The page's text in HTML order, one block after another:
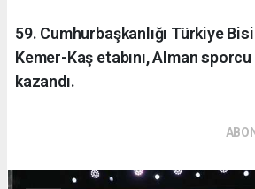
59. Cumhurbaşkanlığı Türkiye
Kemer-Kaş etabını, Alman
kazandı.